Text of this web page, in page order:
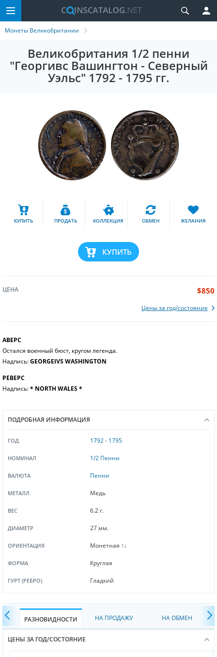
Монеты Великобритании
Великобритания 1/2 пенни
"Георгивс Вашингтон - Северный
Уэльс" 1792 - 1795 гг.
КУПИТЬ ПРОДАТЬ КОЛЛЕКЦИЯ ОБМЕН ЖЕЛАНИЯ
КУПИТЬ
ЦЕНА $850
Цены за год/состояние
АВЕРС
Остался военный бюст, кругом легенда.
Надпись:GEORGEIVS WASHINGTON
РЕВЕРС
Надпись:* NORTH WALES *
ПОДРОБНАЯ ИНФОРМАЦИЯ
ГОД 1792- 1795
НОМИНАЛ 1/2 Пенни
ВАЛЮТА Пенни
МЕТАЛЛ Медь
ВЕС 6.2 г.
ДИАМЕТР 27 мм.
ОРИЕНТАЦИЯ Монетная ↑↓
ФОРМА Круглая
ГУРТ (РЕБРО) Гладкий
РАЗНОВИДНОСТИ НА ПРОДАЖУ НА ОБМЕН
ЦЕНЫ ЗА ГОД/СОСТОЯНИЕ